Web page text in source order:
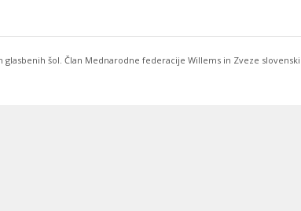
glasbenih šol. Član Mednarodne federacije Willems in Zveze